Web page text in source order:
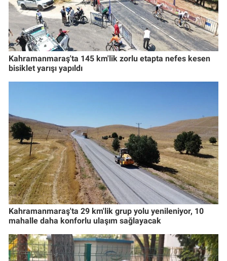
Kahramanmaraş'ta 145 km'lik zorlu etapta nefes kesen
bisiklet yarışı yapıldı
Kahramanmaraş'ta 29 km'lik grup yolu yenileniyor, 10
mahalle daha konforlu ulaşım sağlayacak